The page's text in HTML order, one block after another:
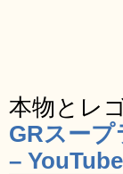
本物とレ
GRスープ
– YouTube